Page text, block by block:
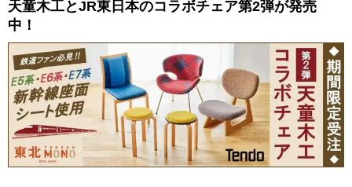
天童木工とJR東日本のコラボチェア第2弾が発売
中！